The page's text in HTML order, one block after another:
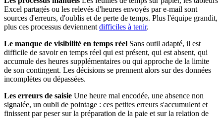
Excel partagés ou les relevés d'heures envoyés par e-mail sont
sources d'erreurs, d'oublis et de perte de temps. Plus l'équipe grandit,
plus ces processus deviennent difficiles à tenir.
Le manque de visibilité en temps réel Sans outil adapté, il est
difficile de savoir en temps réel qui est présent, qui est absent, qui
accumule des heures supplémentaires ou qui approche de la limite
de son contingent. Les décisions se prennent alors sur des données
incomplètes ou dépassées.
Les erreurs de saisie Une heure mal encodée, une absence non
signalée, un oubli de pointage : ces petites erreurs s'accumulent et
finissent par peser sur la préparation de la paie et sur la relation de